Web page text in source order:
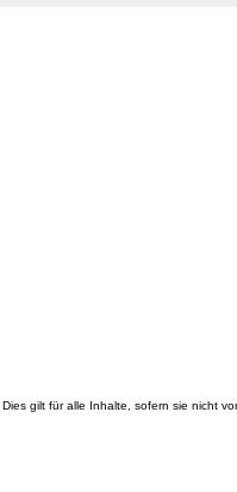
Dies gilt für alle Inhalte, sofern sie nicht